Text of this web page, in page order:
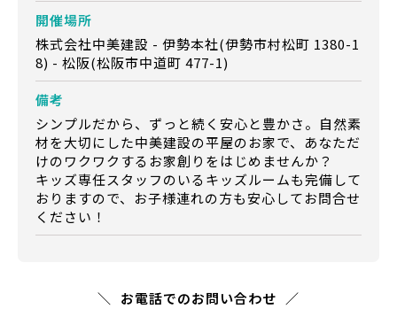
開催場所
株式会社中美建設 - 伊勢本社(伊勢市村松町 1380-1
8) - 松阪(松阪市中道町 477-1)
備考
シンプルだから、ずっと続く安心と豊かさ。自然素
材を大切にした中美建設の平屋のお家で、あなただ
けのワクワクするお家創りをはじめませんか？
キッズ専任スタッフのいるキッズルームも完備して
おりますので、お子様連れの方も安心してお問合せ
ください！
お電話でのお問い合わせ